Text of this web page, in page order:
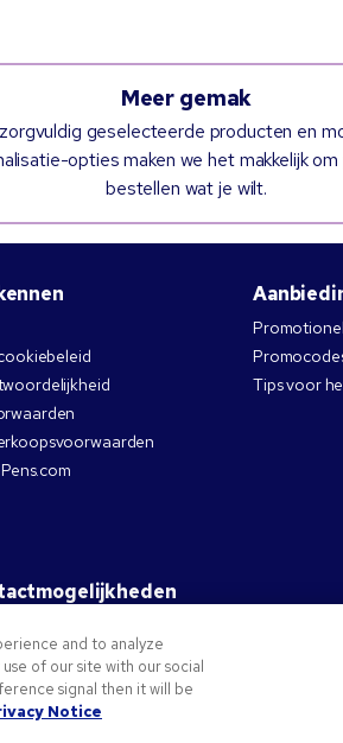
Meer gemak
geselecteerde producten en
opties maken we het makkelijk
bestellen wat je wilt.
Tips voor
National Pen Company. Alle andere handelsmerken zijn
and to analyze
of our site with our social
signal then it will be
Notice